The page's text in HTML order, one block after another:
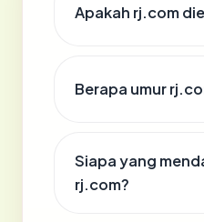
Apakah rj.com
Berapa umur
Siapa yang
rj.com?